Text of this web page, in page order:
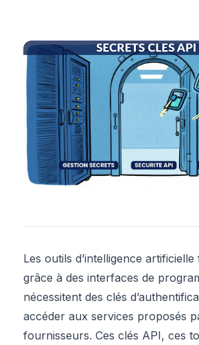
Les outils d’intelligence
grâce à des interfaces de
nécessitent des clés
accéder aux services proposés
fournisseurs. Ces clés API, ces